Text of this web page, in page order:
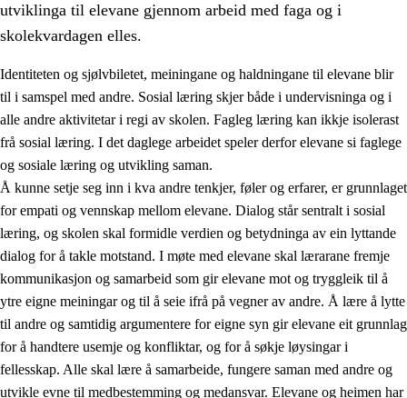
2. Prinsipp for læring, utvikling og danning
2.1 Sosial læring og utvikling
2.2 Kompetanse i faga
2.3 Grunnleggjande ferdigheiter
2.4 Å lære å lære
Tverrfaglege tema
utviklinga til elevane gjennom arbeid med faga og i
skolekvardagen elles.
Identiteten og sjølvbiletet, meiningane og haldningane til elevane blir
til i samspel med andre. Sosial læring skjer både i undervisninga og i
alle andre aktivitetar i regi av skolen. Fagleg læring kan ikkje isolerast
frå sosial læring. I det daglege arbeidet speler derfor elevane si faglege
og sosiale læring og utvikling saman.
Å kunne setje seg inn i kva andre tenkjer, føler og erfarer, er grunnlaget
for empati og vennskap mellom elevane. Dialog står sentralt i sosial
læring, og skolen skal formidle verdien og betydninga av ein lyttande
dialog for å takle motstand. I møte med elevane skal lærarane fremje
kommunikasjon og samarbeid som gir elevane mot og tryggleik til å
ytre eigne meiningar og til å seie ifrå på vegner av andre. Å lære å lytte
til andre og samtidig argumentere for eigne syn gir elevane eit grunnlag
for å handtere usemje og konfliktar, og for å søkje løysingar i
fellesskap. Alle skal lære å samarbeide, fungere saman med andre og
utvikle evne til medbestemming og medansvar. Elevane og heimen har